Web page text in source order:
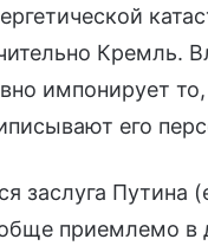
Кремль.
импонирует
его
заслуга Путина
приемлемо в